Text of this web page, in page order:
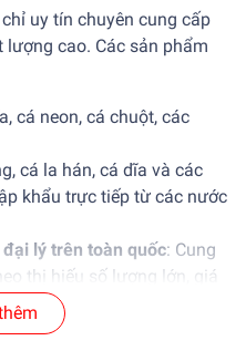
uy tín chuyên cung cấp
cao. Các sản phẩm
cá neon, cá chuột, các
cá la hán, cá dĩa và các
khẩu trực tiếp từ các nước
lý trên toàn quốc: Cung
thị hiếu số lượng lớn, giá
tốt.